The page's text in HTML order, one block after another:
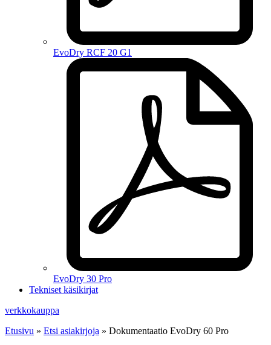
EvoDry RCF 20 G1
EvoDry 30 Pro
Tekniset käsikirjat
verkkokauppa
Etusivu » Etsi asiakirjoja » Dokumentaatio EvoDry 60 Pro